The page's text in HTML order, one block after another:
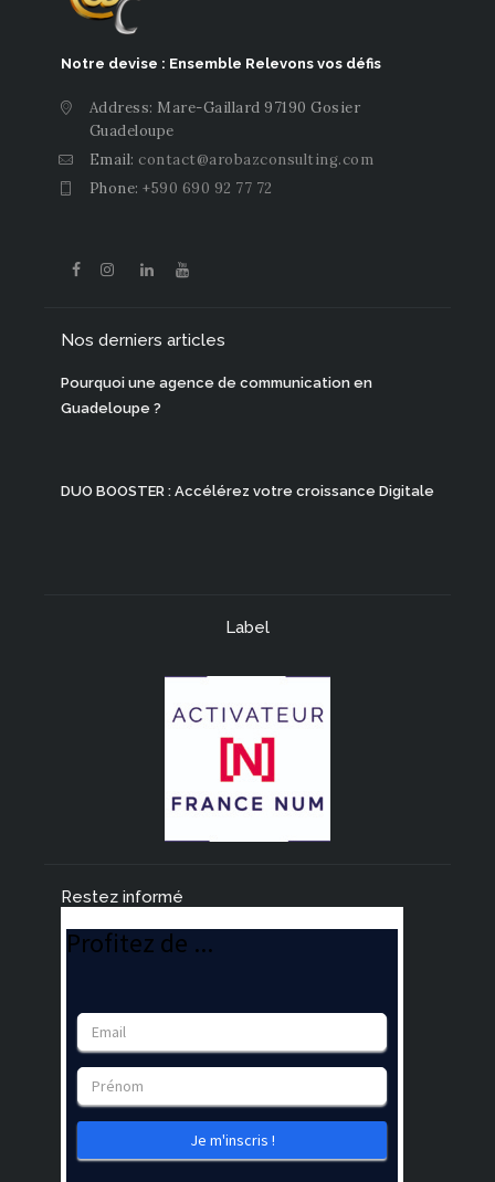
Notre devise : Ensemble Relevons vos défis
Address: Mare-Gaillard 97190 Gosier
Guadeloupe
Email: contact@arobazconsulting.com
Phone:+590 690 92 77 72
Nos derniers articles
Pourquoi une agence de communication en
Guadeloupe ?
DUO BOOSTER : Accélérez votre croissance Digitale
Label
Restez informé